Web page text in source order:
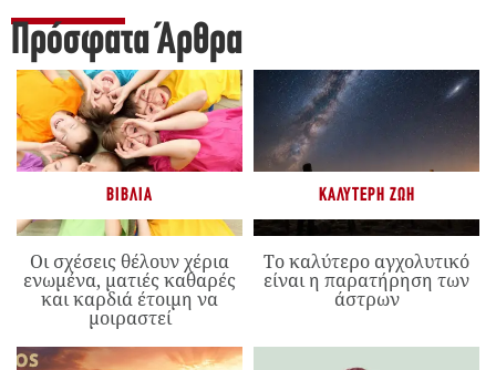
Πρόσφατα Άρθρα
ΒΙΒΛΊΑ
Οι σχέσεις θέλουν χέρια
ενωμένα, ματιές καθαρές
και καρδιά έτοιμη να
μοιραστεί
ΚΑΛΎΤΕΡΗ ΖΩΉ
Το καλύτερο αγχολυτικό
είναι η παρατήρηση των
άστρων